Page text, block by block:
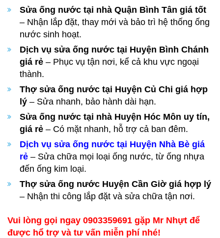
Sửa ống nước tại nhà Quận Bình Tân giá tốt
– Nhận lắp đặt, thay mới và bảo trì hệ thống ống
nước sinh hoạt.
Dịch vụ sửa ống nước tại Huyện Bình Chánh
giá rẻ – Phục vụ tận nơi, kể cả khu vực ngoại
thành.
Thợ sửa ống nước tại Huyện Củ Chi giá hợp
lý – Sửa nhanh, bảo hành dài hạn.
Sửa ống nước tại nhà Huyện Hóc Môn uy tín,
giá rẻ – Có mặt nhanh, hỗ trợ cả ban đêm.
Dịch vụ sửa ống nước tại Huyện Nhà Bè giá
rẻ – Sửa chữa mọi loại ống nước, từ ống nhựa
đến ống kim loại.
Thợ sửa ống nước Huyện Cần Giờ giá hợp lý
– Nhận thi công lắp đặt và sửa chữa tận nơi.
Vui lòng gọi ngay 0903359691 gặp Mr Nhựt để
được hổ trợ và tư vấn miễn phí nhé!